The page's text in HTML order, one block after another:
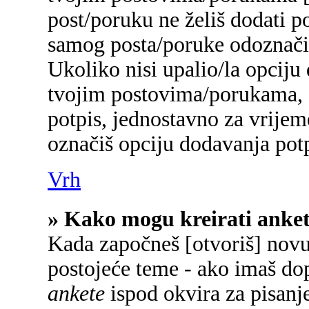
post/poruku ne želiš dodati
samog posta/poruke
Ukoliko nisi upalio/la opciju
tvojim postovima/
potpis, jednostavno za
označiš opciju dodavanja
Vrh
» Kako mogu kreirati
Kada započneš [otvoriš]
postojeće teme - ako imaš
ankete ispod okvira za